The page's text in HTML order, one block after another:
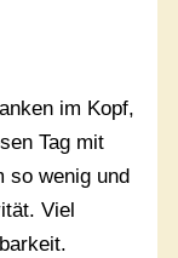
im Kopf,
Tag mit
so wenig und
Viel